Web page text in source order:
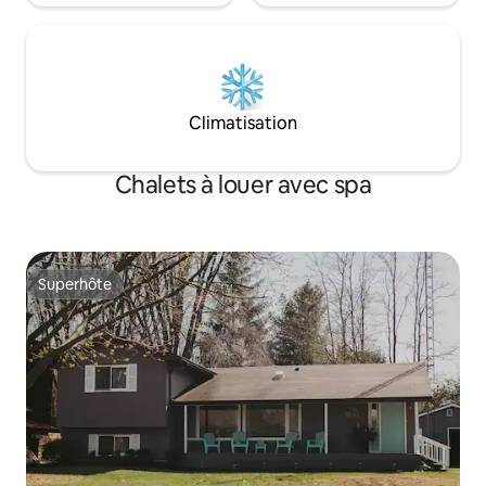
Climatisation
Chalets à louer avec spa
Superhôte
Superhôte